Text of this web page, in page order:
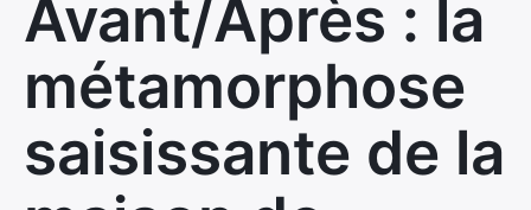
Avant/Après : la
métamorphose
saisissante de la